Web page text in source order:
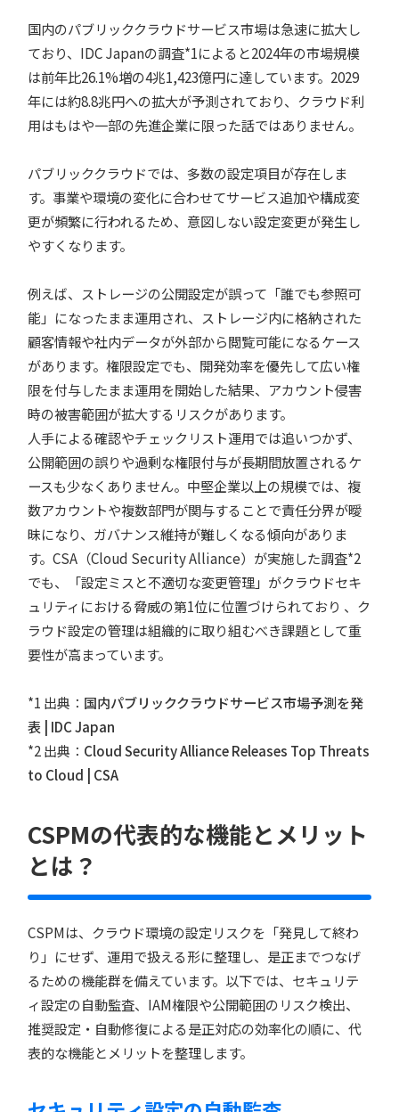
国内のパブリッククラウドサービス市場は急速に拡大し
ており、IDC Japanの調査*1によると2024年の市場規模
は前年比26.1%増の4兆1,423億円に達しています。2029
年には約8.8兆円への拡大が予測されており、クラウド利
用はもはや一部の先進企業に限った話ではありません。
パブリッククラウドでは、多数の設定項目が存在しま
す。事業や環境の変化に合わせてサービス追加や構成変
更が頻繁に行われるため、意図しない設定変更が発生し
やすくなります。
例えば、ストレージの公開設定が誤って「誰でも参照可
能」になったまま運用され、ストレージ内に格納された
顧客情報や社内データが外部から閲覧可能になるケース
があります。権限設定でも、開発効率を優先して広い権
限を付与したまま運用を開始した結果、アカウント侵害
時の被害範囲が拡大するリスクがあります。
人手による確認やチェックリスト運用では追いつかず、
公開範囲の誤りや過剰な権限付与が長期間放置されるケ
ースも少なくありません。中堅企業以上の規模では、複
数アカウントや複数部門が関与することで責任分界が曖
昧になり、ガバナンス維持が難しくなる傾向がありま
す。CSA（Cloud Security Alliance）が実施した調査*2
でも、「設定ミスと不適切な変更管理」がクラウドセキ
ュリティにおける脅威の第1位に位置づけられており 、ク
ラウド設定の管理は組織的に取り組むべき課題として重
要性が高まっています。
*1 出典： 国内パブリッククラウドサービス市場予測を発
表 | IDC Japan
*2 出典： Cloud Security Alliance Releases Top‌ ‌Threats‌
‌to‌ ‌Cloud‌ | CSA
CSPMの代表的な機能とメリット
とは？
CSPMは、クラウド環境の設定リスクを「発見して終わ
り」にせず、運用で扱える形に整理し、是正までつなげ
るための機能群を備えています。以下では、セキュリテ
ィ設定の自動監査、IAM権限や公開範囲のリスク検出、
推奨設定・自動修復による是正対応の効率化の順に、代
表的な機能とメリットを整理します。